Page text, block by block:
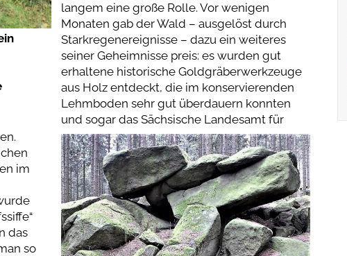
langem eine große Rolle. Vor wenigen
Monaten gab der Wald – ausgelöst durch
Starkregenereignisse – dazu ein weiteres
seiner Geheimnisse preis: es wurden gut
erhaltene historische Goldgräberwerkzeuge
aus Holz entdeckt, die im konservierenden
Lehmboden sehr gut überdauern konnten
und sogar das Sächsische Landesamt für
im
das
so